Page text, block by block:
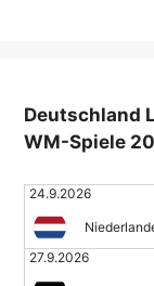
Deutschland
WM-Spiele
24.9.2026
27.9.2026